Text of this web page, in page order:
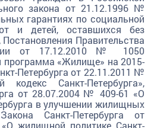
закона от 21.12.1996 №
гарантиях по социальной
и детей, оставшихся без
Постановления Правительства
от 17.12.2010 № 1050
программа «Жилище» на 2015-
Петербурга от 22.11.2011 №
кодекс Санкт-Петербурга»,
от 28.07.2004 № 409-61 «О
в улучшении жилищных
Санкт-Петербурга от
жилищной политике Санкт-